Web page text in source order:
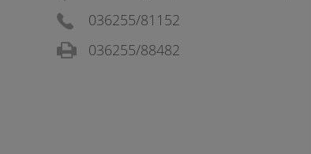
036255/81152
036255/88482